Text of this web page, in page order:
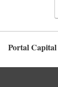
Portal